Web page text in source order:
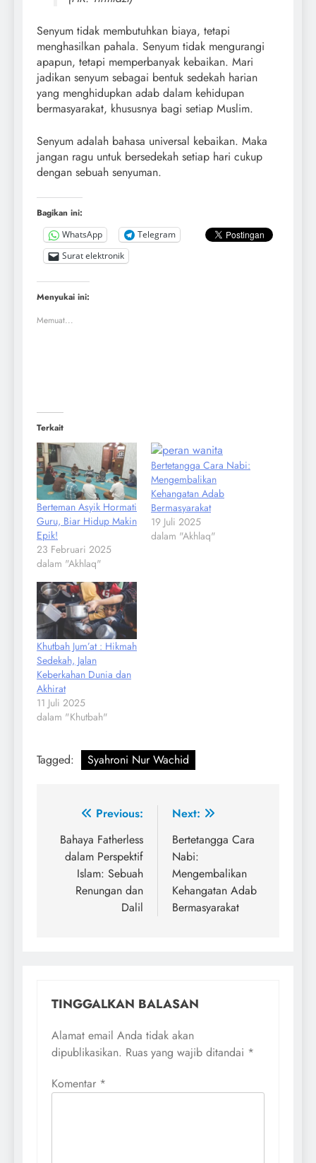
Senyum tidak membutuhkan biaya, tetapi
menghasilkan pahala. Senyum tidak mengurangi
apapun, tetapi memperbanyak kebaikan. Mari
jadikan senyum sebagai bentuk sedekah harian
yang menghidupkan adab dalam kehidupan
bermasyarakat, khususnya bagi setiap Muslim.
Senyum adalah bahasa universal kebaikan. Maka
jangan ragu untuk bersedekah setiap hari cukup
dengan sebuah senyuman.
Bagikan ini:
WhatsApp
Telegram
Surat elektronik
Menyukai ini:
Memuat...
Terkait
Berteman Asyik Hormati
Guru, Biar Hidup Makin
Epik!
23 Februari 2025
dalam "Akhlaq"
Bertetangga Cara Nabi:
Mengembalikan
Kehangatan Adab
Bermasyarakat
19 Juli 2025
dalam "Akhlaq"
Khutbah Jum’at : Hikmah
Sedekah, Jalan
Keberkahan Dunia dan
Akhirat
11 Juli 2025
dalam "Khutbah"
Tagged: Syahroni Nur Wachid
Navigasi
pos
Previous:
Bahaya Fatherless
dalam Perspektif
Islam: Sebuah
Renungan dan
Dalil
Next:
Bertetangga Cara
Nabi:
Mengembalikan
Kehangatan Adab
Bermasyarakat
TINGGALKAN BALASAN
Alamat email Anda tidak akan
dipublikasikan. Ruas yang wajib ditandai *
Komentar *